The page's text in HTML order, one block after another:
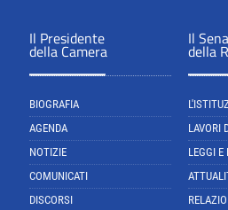
Il Presidente
della Camera
BIOGRAFIA
AGENDA
NOTIZIE
COMUNICATI
DISCORSI
Il
della
LAVORI
LEGGI E